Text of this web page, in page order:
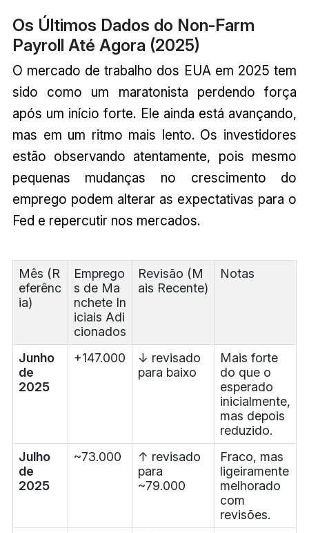
Os Últimos Dados do Non-Farm
Payroll Até Agora (2025)
O mercado de trabalho dos EUA em 2025 tem
sido como um maratonista perdendo força
após um início forte. Ele ainda está avançando,
mas em um ritmo mais lento. Os investidores
estão observando atentamente, pois mesmo
pequenas mudanças no crescimento do
emprego podem alterar as expectativas para o
Fed e repercutir nos mercados.
Mês (R
eferênc
ia)
Emprego
s de Ma
nchete In
iciais Adi
cionados
Revisão (M
ais Recente)
Notas
Junho
de
2025
+147.000
↓ revisado
para baixo
Mais forte
do que o
esperado
inicialmente,
mas depois
reduzido.
Julho
de
2025
~73.000
↑ revisado
para
~79.000
Fraco, mas
ligeiramente
melhorado
com
revisões.